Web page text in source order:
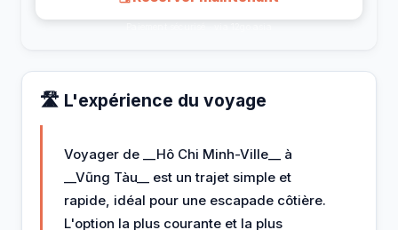
🛣️ L'expérience du voyage
Voyager de __Hô Chi Minh-Ville__ à
__Vũng Tàu__ est un trajet simple et
rapide, idéal pour une escapade côtière.
L'option la plus courante et la plus